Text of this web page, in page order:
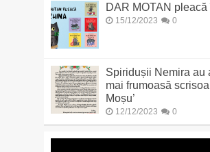
DAR MOTAN
15/12/2023 0
Spiridușii Nemira au
mai frumoasă
Moșu’
12/12/2023 0